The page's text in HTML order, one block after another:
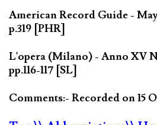
American Record Guide - May
p.319 [PHR]
L'opera (Milano) - Anno XV
pp.116-117 [SL]
Comments:- Recorded on 15